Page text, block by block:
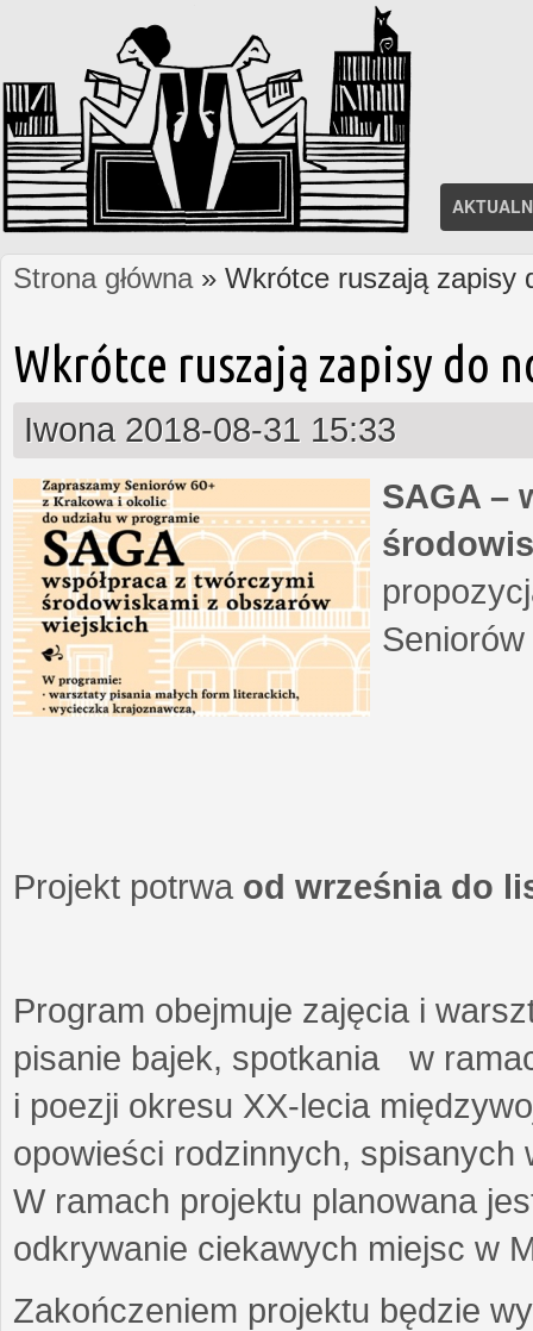
Jesteś tutaj
Strona główna» Wkrótce ruszają zapisy
Wkrótce ruszają zapisy do
Iwona 2018-08-31 15:33
SAGA –
Projekt potrwa od września do
Program obejmuje zajęcia i
pisanie bajek, spotkania w
i poezji okresu XX-lecia
opowieści rodzinnych,
W ramach projektu planowana
odkrywanie ciekawych miejsc w
Zakończeniem projektu będzie